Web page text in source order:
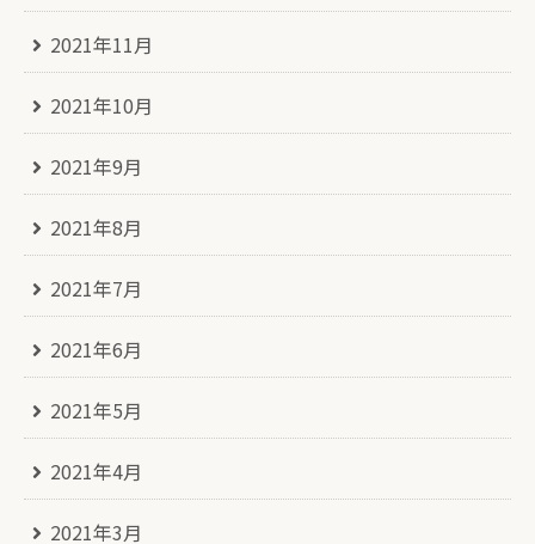
2021年11月
2021年10月
2021年9月
2021年8月
2021年7月
2021年6月
2021年5月
2021年4月
2021年3月